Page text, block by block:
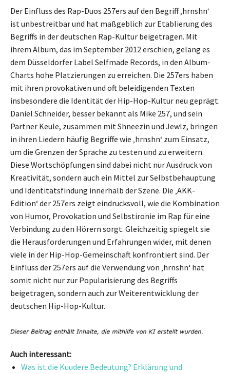
Der Einfluss des Rap-Duos 257ers auf den Begriff ‚hrnshn‘
ist unbestreitbar und hat maßgeblich zur Etablierung des
Begriffs in der deutschen Rap-Kultur beigetragen. Mit
ihrem Album, das im September 2012 erschien, gelang es
dem Düsseldorfer Label Selfmade Records, in den Album-
Charts hohe Platzierungen zu erreichen. Die 257ers haben
mit ihren provokativen und oft beleidigenden Texten
insbesondere die Identität der Hip-Hop-Kultur neu geprägt.
Daniel Schneider, besser bekannt als Mike 257, und sein
Partner Keule, zusammen mit Shneezin und Jewlz, bringen
in ihren Liedern häufig Begriffe wie ‚hrnshn‘ zum Einsatz,
um die Grenzen der Sprache zu testen und zu erweitern.
Diese Wortschöpfungen sind dabei nicht nur Ausdruck von
Kreativität, sondern auch ein Mittel zur Selbstbehauptung
und Identitätsfindung innerhalb der Szene. Die ‚AKK-
Edition‘ der 257ers zeigt eindrucksvoll, wie die Kombination
von Humor, Provokation und Selbstironie im Rap für eine
Verbindung zu den Hörern sorgt. Gleichzeitig spiegelt sie
die Herausforderungen und Erfahrungen wider, mit denen
viele in der Hip-Hop-Gemeinschaft konfrontiert sind. Der
Einfluss der 257ers auf die Verwendung von ‚hrnshn‘ hat
somit nicht nur zur Popularisierung des Begriffs
beigetragen, sondern auch zur Weiterentwicklung der
deutschen Hip-Hop-Kultur.
Auch interessant:
Was ist die Kuudere Bedeutung? Erklärung und